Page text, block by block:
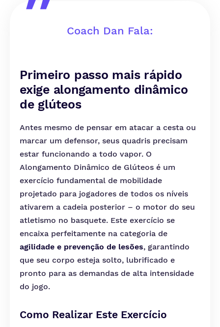
Coach Dan Fala:
Primeiro passo mais rápido
exige alongamento dinâmico
de glúteos
Antes mesmo de pensar em atacar a cesta ou
marcar um defensor, seus quadris precisam
estar funcionando a todo vapor. O
Alongamento Dinâmico de Glúteos é um
exercício fundamental de mobilidade
projetado para jogadores de todos os níveis
ativarem a cadeia posterior – o motor do seu
atletismo no basquete. Este exercício se
encaixa perfeitamente na categoria de
agilidade e prevenção de lesões, garantindo
que seu corpo esteja solto, lubrificado e
pronto para as demandas de alta intensidade
do jogo.
Como Realizar Este Exercício